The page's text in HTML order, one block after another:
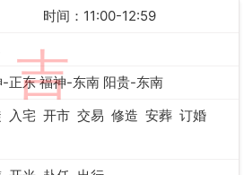
吉
时间：11:00-12:59
正东 福神-东南 阳贵-东南
入宅 开市 交易 修造 安葬 订婚